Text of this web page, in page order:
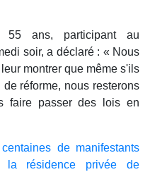
55 ans, participant au
soir, a déclaré : « Nous
montrer que même s'ils
réforme, nous resterons
faire passer des lois en
de manifestants
la résidence privée de